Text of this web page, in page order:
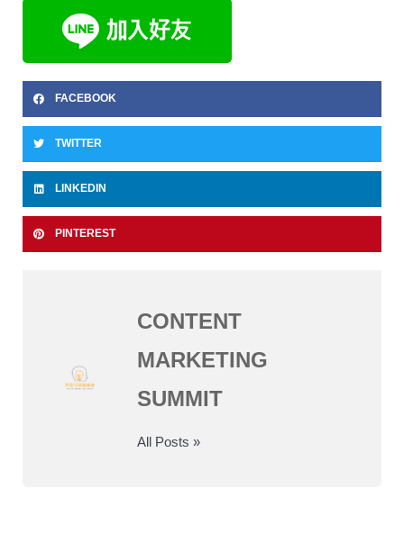
FACEBOOK
TWITTER
LINKEDIN
PINTEREST
CONTENT
MARKETING
SUMMIT
All Posts »